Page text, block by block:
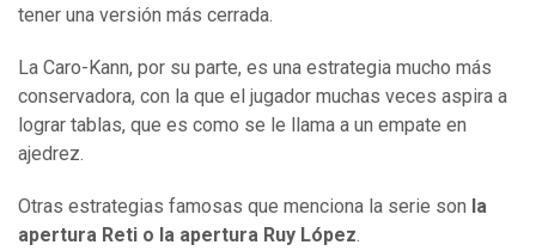
tener una versión más cerrada.
La Caro-Kann, por su parte, es una estrategia mucho más
conservadora, con la que el jugador muchas veces aspira a
lograr tablas, que es como se le llama a un empate en
ajedrez.
Otras estrategias famosas que menciona la serie son la
apertura Reti o la apertura Ruy López.